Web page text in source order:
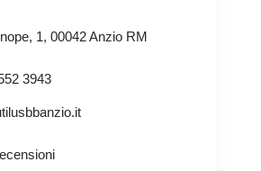
1, 00042 Anzio RM
3943